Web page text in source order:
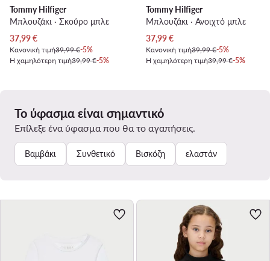
Tommy Hilfiger
Μπλουζάκι · Σκούρο μπλε
Τρέχουσα τιμή
37,99€
Κανονική τιμή39,99 €-5%
Η χαμηλότερη τιμή39,99 €-5%
Tommy Hilfiger
Μπλουζάκι · Ανοιχτό μπλε
Τρέχουσα τιμή
37,99€
Κανονική τιμή39,99 €-5%
Η χαμηλότερη τιμή39,99 €-5%
Το ύφασμα είναι σημαντικό
Επίλεξε ένα ύφασμα που θα το αγαπήσεις.
Βαμβάκι Συνθετικό Βισκόζη ελαστάν